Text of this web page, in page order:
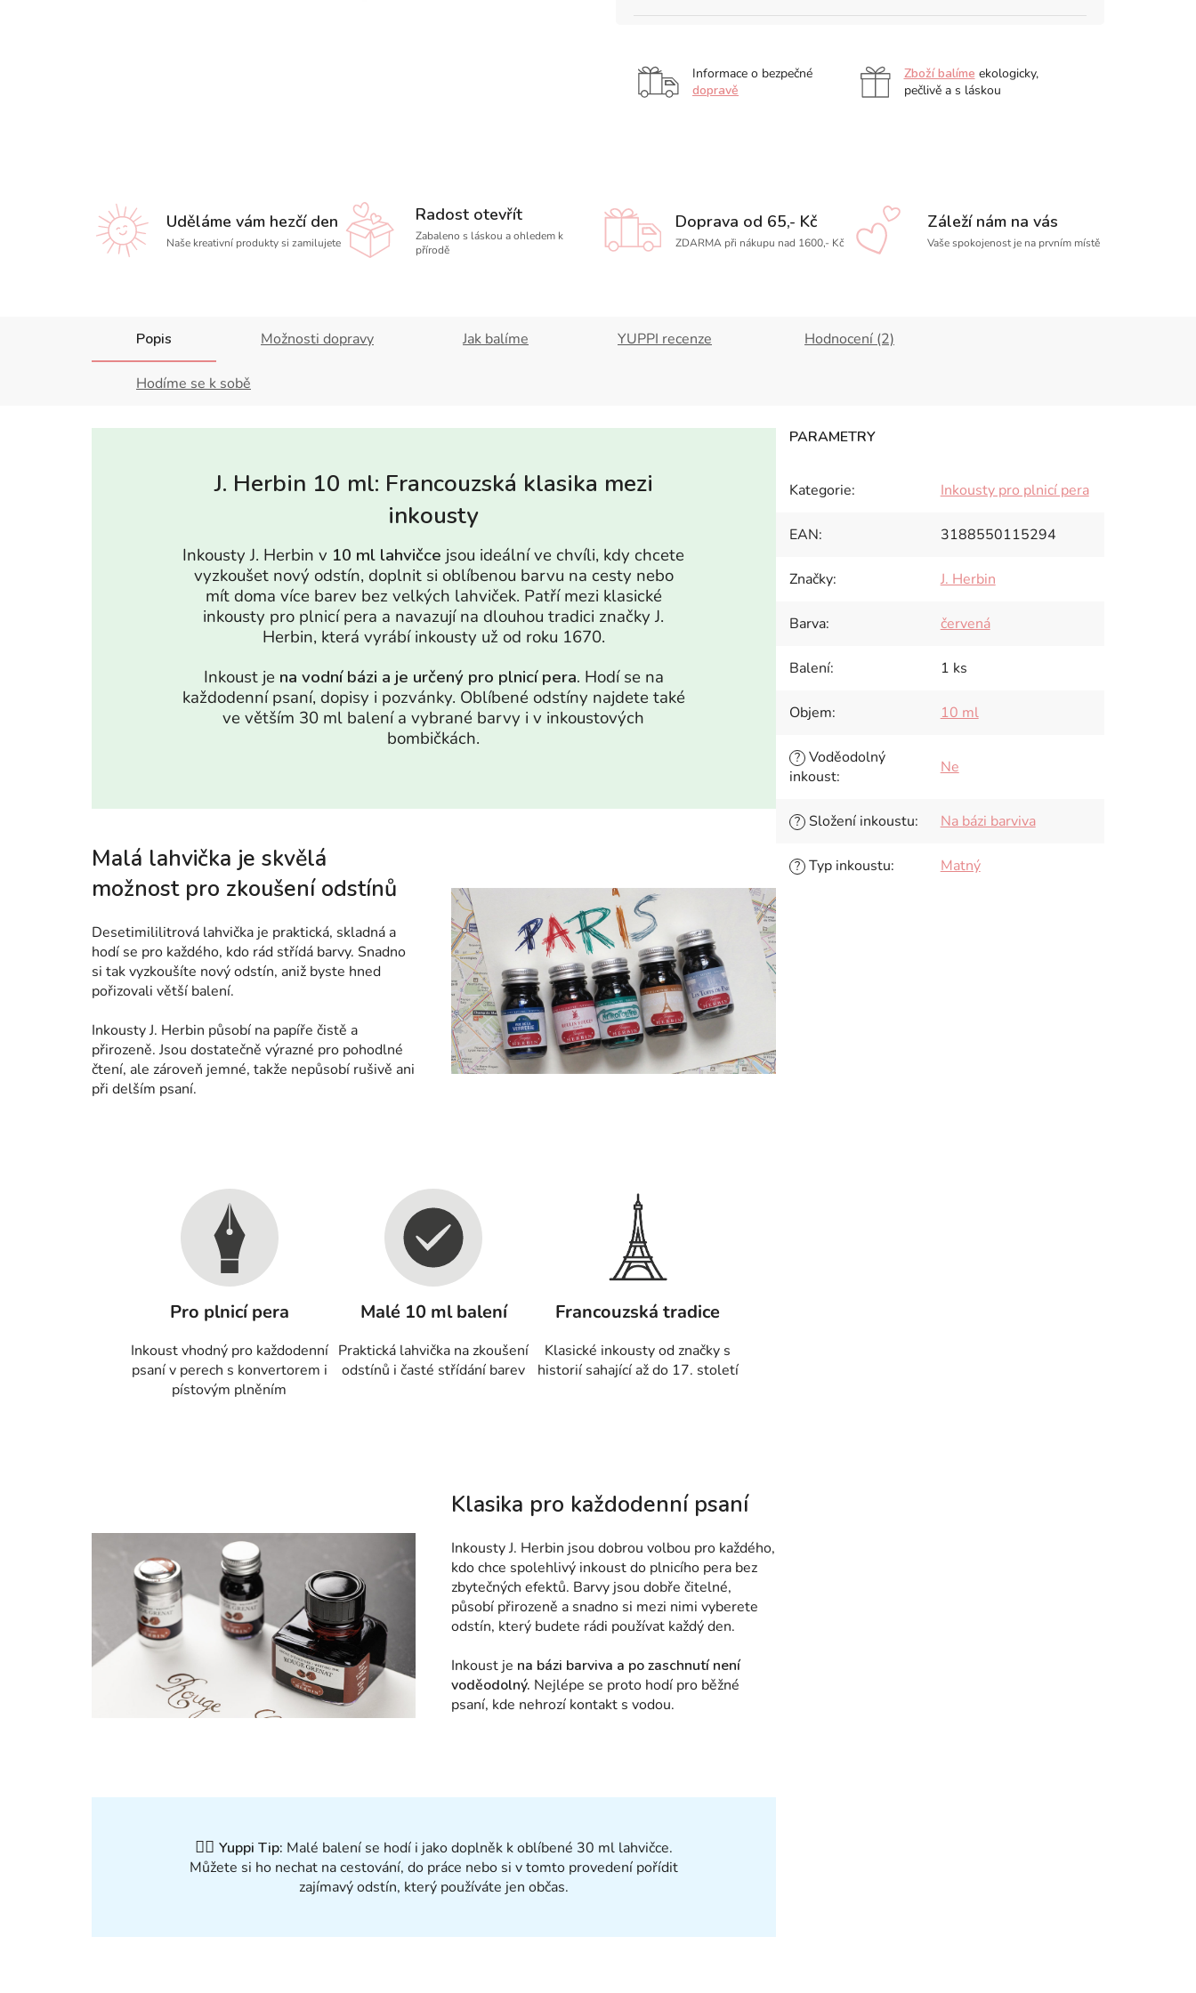
Informace o bezpečné
dopravě
Zboží balíme ekologicky,
pečlivě a s láskou
Uděláme vám hezčí den
Naše kreativní produkty si zamilujete
Radost otevřít
Zabaleno s láskou a ohledem k
přírodě
Doprava od 65,- Kč
ZDARMA při nákupu nad 1600,- Kč
Záleží nám na vás
Vaše spokojenost je na prvním místě
Popis Možnosti dopravy Jak balíme YUPPI recenze Hodnocení (2)
Hodíme se k sobě
J. Herbin 10 ml: Francouzská klasika mezi
inkousty
Inkousty J. Herbin v 10 ml lahvičce jsou ideální ve chvíli, kdy chcete
vyzkoušet nový odstín, doplnit si oblíbenou barvu na cesty nebo
mít doma více barev bez velkých lahviček. Patří mezi klasické
inkousty pro plnicí pera a navazují na dlouhou tradici značky J.
Herbin, která vyrábí inkousty už od roku 1670.
Inkoust je na vodní bázi a je určený pro plnicí pera. Hodí se na
každodenní psaní, dopisy i pozvánky. Oblíbené odstíny najdete také
ve větším 30 ml balení a vybrané barvy i v inkoustových
bombičkách.
Malá lahvička je skvělá
možnost pro zkoušení odstínů
Desetimililitrová lahvička je praktická, skladná a
hodí se pro každého, kdo rád střídá barvy. Snadno
si tak vyzkoušíte nový odstín, aniž byste hned
pořizovali větší balení.
Inkousty J. Herbin působí na papíře čistě a
přirozeně. Jsou dostatečně výrazné pro pohodlné
čtení, ale zároveň jemné, takže nepůsobí rušivě ani
při delším psaní.
Pro plnicí pera
Inkoust vhodný pro každodenní
psaní v perech s konvertorem i
pístovým plněním
Malé 10 ml balení
Praktická lahvička na zkoušení
odstínů i časté střídání barev
Francouzská tradice
Klasické inkousty od značky s
historií sahající až do 17. století
Klasika pro každodenní psaní
Inkousty J. Herbin jsou dobrou volbou pro každého,
kdo chce spolehlivý inkoust do plnicího pera bez
zbytečných efektů. Barvy jsou dobře čitelné,
působí přirozeně a snadno si mezi nimi vyberete
odstín, který budete rádi používat každý den.
Inkoust je na bázi barviva a po zaschnutí není
voděodolný. Nejlépe se proto hodí pro běžné
psaní, kde nehrozí kontakt s vodou.
✍🏻 Yuppi Tip: Malé balení se hodí i jako doplněk k oblíbené 30 ml lahvičce.
Můžete si ho nechat na cestování, do práce nebo si v tomto provedení pořídit
zajímavý odstín, který používáte jen občas.
Kategorie: Inkousty pro plnicí pera
EAN: 3188550115294
Značky: J. Herbin
Barva: červená
Balení: 1 ks
Objem: 10 ml
? Voděodolný
inkoust: Ne
? Složení inkoustu: Na bázi barviva
? Typ inkoustu: Matný